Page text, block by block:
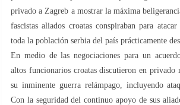
privado a Zagreb a mostrar la máxima
fascistas aliados croatas conspiraban para
toda la población serbia del país prácticamente
En medio de las negociaciones para un
altos funcionarios croatas discutieron en privado
su inminente guerra relámpago, incluyendo
Con la seguridad del continuo apoyo de sus